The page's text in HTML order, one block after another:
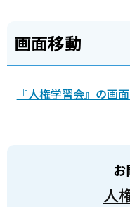
画面移動
『人権学習会』の画
お
人